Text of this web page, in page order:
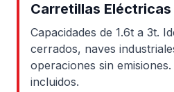
Carretillas Eléctricas
Capacidades de 1.6t a 3t.
cerrados, naves
operaciones sin
incluidos.